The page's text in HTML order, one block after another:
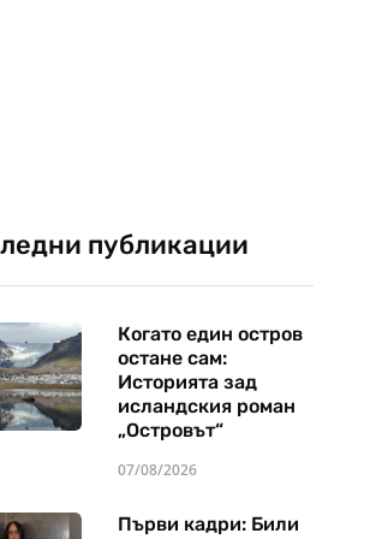
публикации
Когато един остров
остане сам:
Историята зад
исландския роман
„Островът“
07/08/2026
Първи кадри: Били